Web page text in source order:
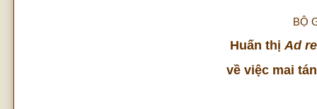
BỘ
Huấn thị Ad
về việc mai